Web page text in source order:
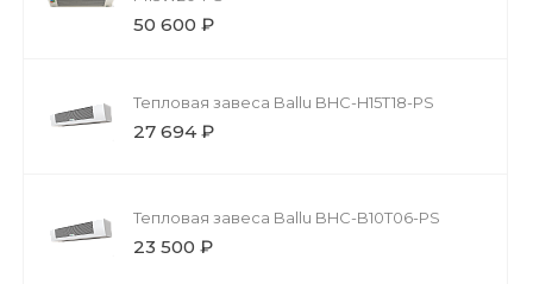
50 600 ₽
Тепловая завеса Ballu BHC-H15T18-PS
27 694 ₽
Тепловая завеса Ballu BHC-B10T06-PS
23 500 ₽